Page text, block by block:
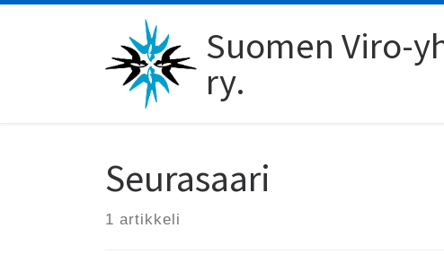
Suomen Viro-
ry.
Seurasaari
1 artikkeli